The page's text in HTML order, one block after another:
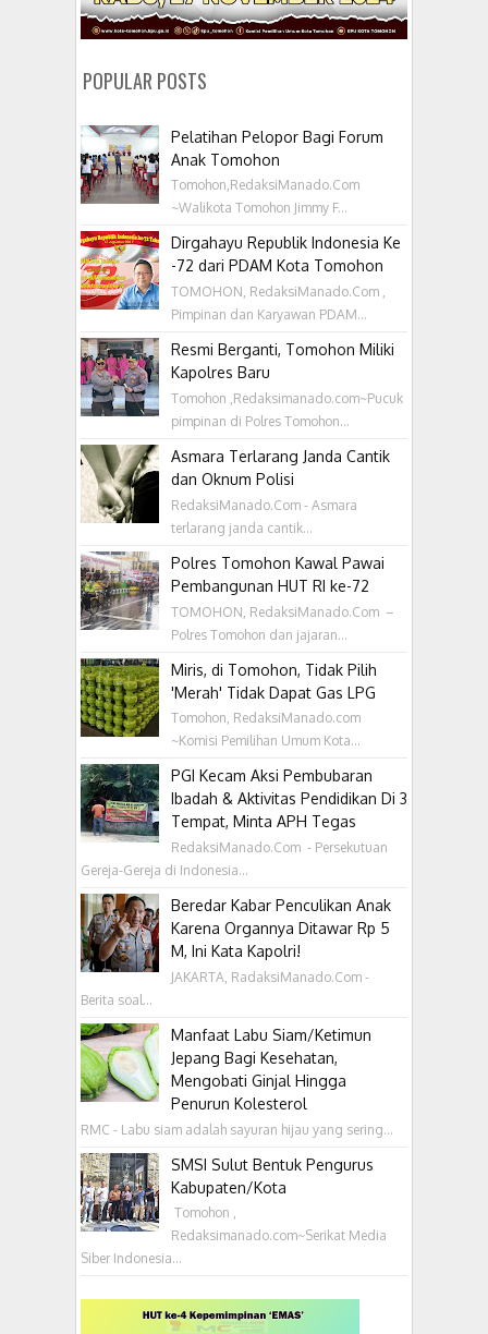
POPULAR POSTS
Pelatihan Pelopor Bagi Forum
Anak Tomohon
Tomohon,RedaksiManado.Com
~Walikota Tomohon Jimmy F...
Dirgahayu Republik Indonesia Ke
-72 dari PDAM Kota Tomohon
TOMOHON, RedaksiManado.Com ,
Pimpinan dan Karyawan PDAM...
Resmi Berganti, Tomohon Miliki
Kapolres Baru
Tomohon ,Redaksimanado.com~Pucuk
pimpinan di Polres Tomohon...
Asmara Terlarang Janda Cantik
dan Oknum Polisi
RedaksiManado.Com - Asmara
terlarang janda cantik...
Polres Tomohon Kawal Pawai
Pembangunan HUT RI ke-72
TOMOHON, RedaksiManado.Com –
Polres Tomohon dan jajaran...
Miris, di Tomohon, Tidak Pilih
'Merah' Tidak Dapat Gas LPG
Tomohon, RedaksiManado.com
~Komisi Pemilihan Umum Kota...
PGI Kecam Aksi Pembubaran
Ibadah & Aktivitas Pendidikan Di 3
Tempat, Minta APH Tegas
RedaksiManado.Com - Persekutuan
Gereja-Gereja di Indonesia...
Beredar Kabar Penculikan Anak
Karena Organnya Ditawar Rp 5
M, Ini Kata Kapolri!
JAKARTA, RadaksiManado.Com -
Berita soal...
Manfaat Labu Siam/Ketimun
Jepang Bagi Kesehatan,
Mengobati Ginjal Hingga
Penurun Kolesterol
RMC - Labu siam adalah sayuran hijau yang sering...
SMSI Sulut Bentuk Pengurus
Kabupaten/Kota
‎ Tomohon ,
Redaksimanado.com~Serikat Media
Siber Indonesia...